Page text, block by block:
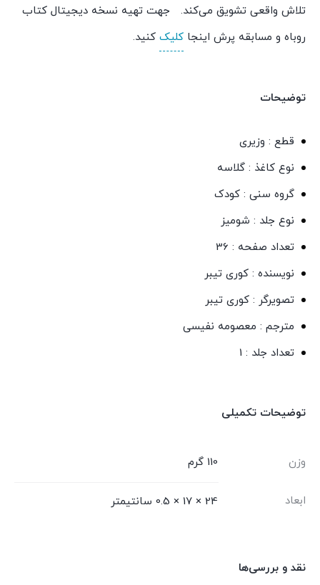
تلاش واقعی تشویق می‌کند. جهت تهیه نسخه دیجیتال کتاب
روباه و مسابقه پرش اینجا کلیک کنید.
توضیحات
قطع : وزیری
نوع کاغذ : گلاسه
گروه سنی : کودک
نوع جلد : شومیز
تعداد صفحه : 36
نویسنده : کوری تیبر
تصویرگر : کوری تیبر
مترجم : معصومه نفیسی
تعداد جلد : 1
توضیحات تکمیلی
وزن 110 گرم
ابعاد 24 × 17 × 0.5 سانتیمتر
نقد و بررسی‌ها